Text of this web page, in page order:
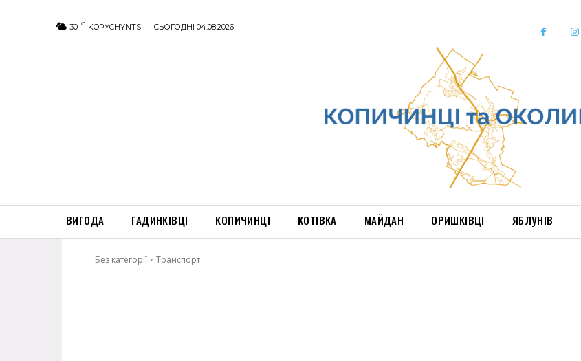
30 C KOPYCHYNTSI СЬОГОДНІ 04.08.2026
ВИГОДА ГАДИНКІВЦІ КОПИЧИНЦІ КОТІВКА МАЙДАН ОРИШКІВЦІ ЯБЛУНІВ
Без категорії Транспорт